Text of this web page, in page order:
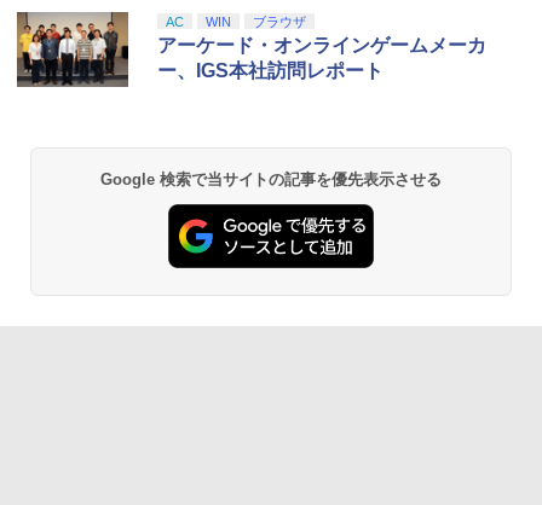
AC WIN ブラウザ
アーケード・オンラインゲームメーカ
ー、IGS本社訪問レポート
Google 検索で当サイトの記事を優先表示させる